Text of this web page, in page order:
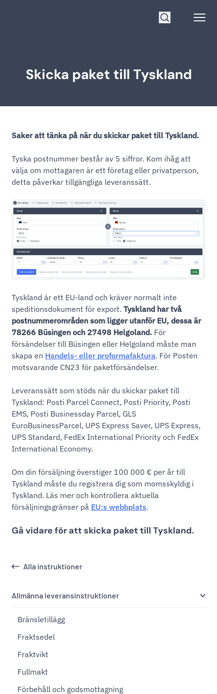
Skicka paket till Tyskland
Alla instruktioner
Allmänna leveransinstruktioner
Bränsletillägg
Fraktsedel
Fraktvikt
Fullmakt
Förbehåll och godsmottagning
Saker att tänka på när du skickar paket till Tyskland.
Tyska postnummer består av 5 siffror. Kom ihåg att
välja om mottagaren är ett företag eller privatperson,
detta påverkar tillgängliga leveranssätt.
Tyskland är ett EU-land och kräver normalt inte
speditionsdokument för export. Tyskland har två
postnummerområden som ligger utanför EU, dessa är
78266 Büsingen och 27498 Helgoland. För
försändelser till Büsingen eller Helgoland måste man
skapa en Handels- eller proformafaktura. För Posten
motsvarande CN23 för paketförsändelser.
Leveranssätt som stöds när du skickar paket till
Tyskland: Posti Parcel Connect, Posti Priority, Posti
EMS, Posti Businessday Parcel, GLS
EuroBusinessParcel, UPS Express Saver, UPS Express,
UPS Standard, FedEx International Priority och FedEx
International Economy.
Om din försäljning överstiger 100 000 € per år till
Tyskland måste du registrera dig som momsskyldig i
Tyskland. Läs mer och kontrollera aktuella
försäljningsgränser på EU:s webbplats.
Gå vidare för att skicka paket till Tyskland.